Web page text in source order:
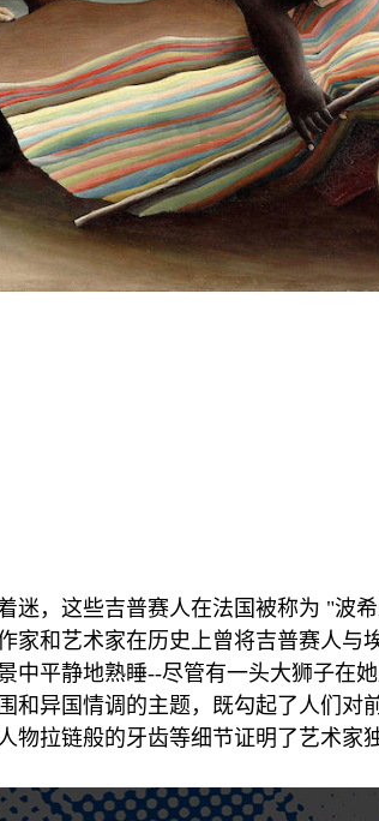
，这些吉普赛人在法国被称为 "波
家和艺术家在历史上曾将吉普赛人与
中平静地熟睡--尽管有一头大狮子在
和异国情调的主题，既勾起了人们对
拉链般的牙齿等细节证明了艺术家